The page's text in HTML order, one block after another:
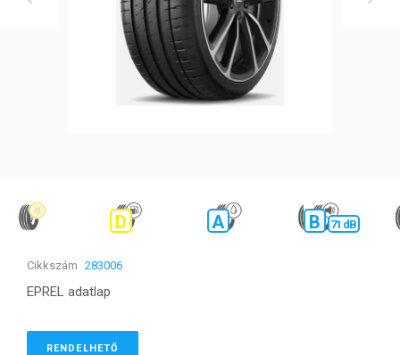
D A B 71 dB
Cikkszám 283006
EPREL adatlap
RENDELHETŐ